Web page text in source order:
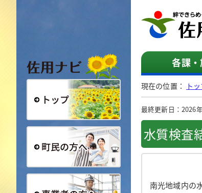
総合トップ
各課
現在の位置： ト
最終更新日：2026
水質検査
南光地域内の